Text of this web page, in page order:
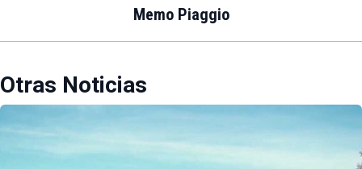
Memo Piaggio
Otras Noticias